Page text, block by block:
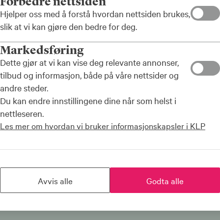
må
dette før
og
og
Hjelper oss med å forstå hvordan nettsiden brukes,
slik at vi kan gjøre den bedre for deg.
Markedsføring
Dette gjør at vi kan vise deg relevante annonser,
tilbud og informasjon, både på våre nettsider og
andre steder.
Du kan endre innstillingene dine når som helst i
nettleseren.
Les mer om hvordan vi bruker informasjonskapsler i KLP
Avvis alle Godta alle